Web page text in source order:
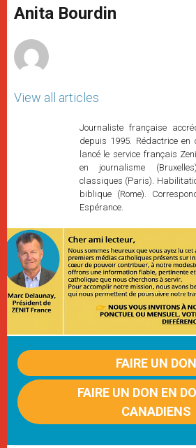
p
p
g
e
o
k
r
Anita Bourdin
View all articles
Journaliste française
depuis 1995. Rédactrice en
lancé le service français
en journalisme
classiques (Paris).
biblique (Rome).
Espérance.
FAIRE UN DON
FAIRE UN DON EN
CANADIENS